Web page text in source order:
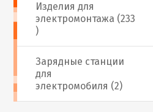
Изделия для
электромонтажа (233
)
Зарядные станции
для
электромобиля (2)